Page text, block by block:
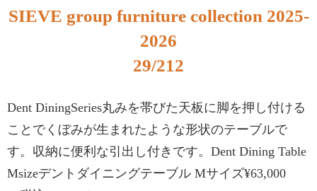
SIEVE group furniture collection 2025-
2026
29/212
Dent DiningSeries丸みを帯びた天板に脚を押し付ける
ことでくぼみが生まれたような形状のテーブルで
す。収納に便利な引出し付きです。Dent Dining Table
Msizeデントダイニングテーブル Mサイズ¥63,000